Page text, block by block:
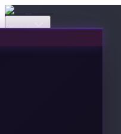
Eventi